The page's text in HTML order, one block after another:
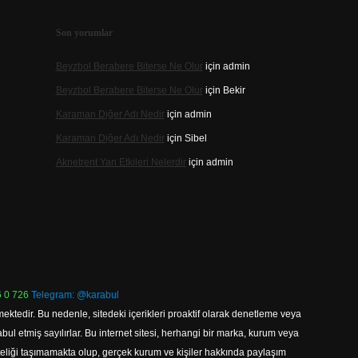
Son yorumlar
Beyzbol Berabere Biterse Ne Oluriçin admin
Beyzbol Berabere Biterse Ne Oluriçin Bekir
Karaman Diğer Adı Nediriçin admin
Karaman Diğer Adı Nediriçin Sibel
Aknetrent Yan Etkileri Nelerdiriçin admin
0 726 Telegram: @karabul
Bu nedenle, sitedeki içerikleri proaktif olarak denetleme veya
etmiş sayılırlar. Bu internet sitesi, herhangi bir marka, kurum veya
taşımamakta olup, gerçek kurum ve kişiler hakkında paylaşım